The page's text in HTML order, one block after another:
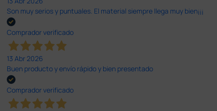
Son muy serios y puntuales. El material siempre llega muy bien¡¡¡
Comprador verificado
13 Abr 2026
Buen producto y envío rápido y bien presentado
Comprador verificado